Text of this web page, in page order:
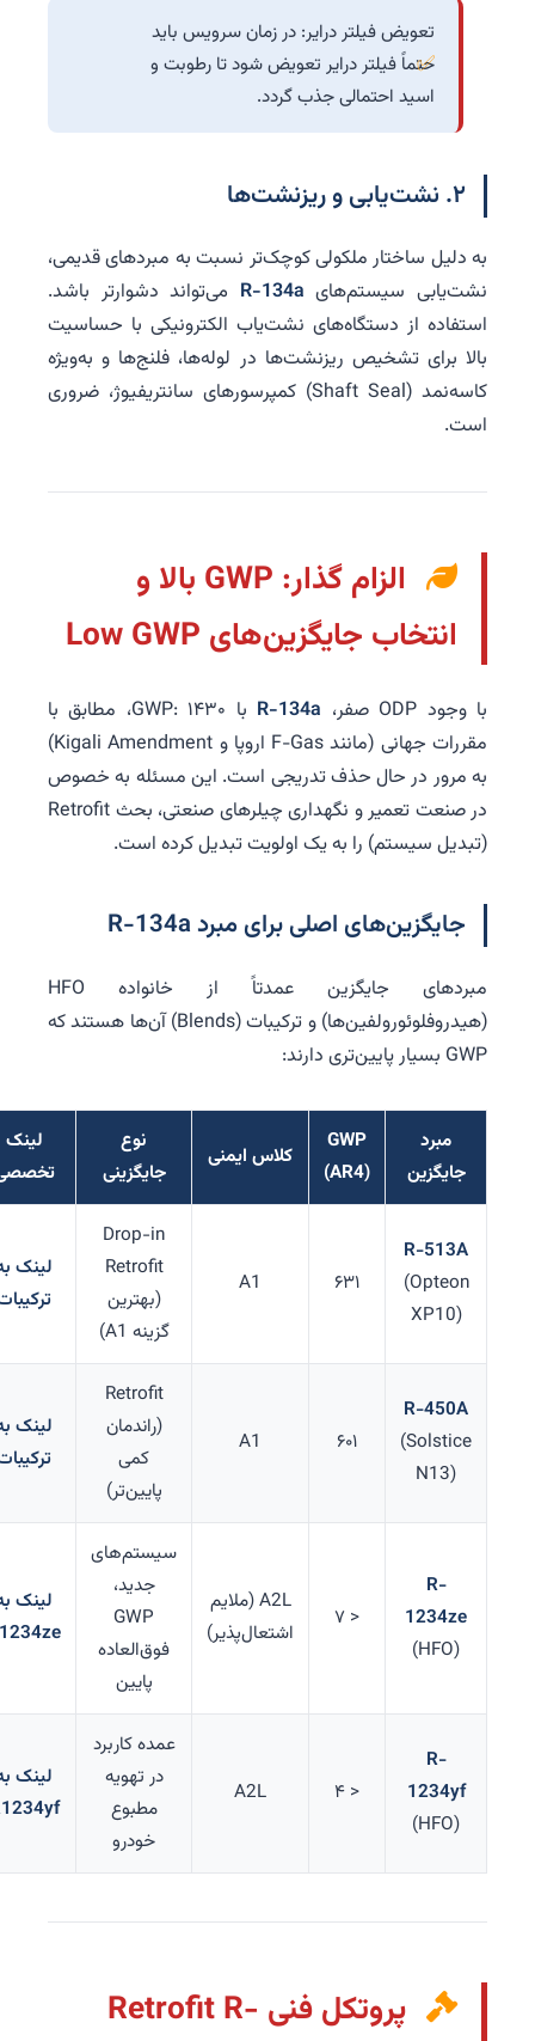
تعویض فیلتر درایر: در زمان سرویس باید
حتماً فیلتر درایر تعویض شود تا رطوبت و
اسید احتمالی جذب گردد.
به دلیل ساختار ملکولی کوچک‌تر نسبت به مبردهای قدیمی،
نشت‌یابی سیستم‌هایR-134aمی‌تواند دشوارتر باشد.
استفاده از دستگاه‌های نشت‌یاب الکترونیکی با حساسیت
بالا برای تشخیص ریزنشت‌ها در لوله‌ها، فلنج‌ها و به‌ویژه
کاسه‌نمد (Shaft Seal) کمپرسورهای سانتریفیوژ، ضروری
است.
الزام گذار: GWP بالا و
انتخاب جایگزین‌های Low GWP
با وجود ODP صفر، R-134a
با GWP: ۱۴۳۰، مطابق با
مقررات جهانی (مانند F-Gas اروپا و Kigali Amendment)
به مرور در حال حذف تدریجی است. این مسئله به خصوص
در صنعت تعمیر و نگهداری چیلرهای صنعتی، بحث Retrofit
(تبدیل سیستم) را به یک اولویت تبدیل کرده است.
جایگزین‌های اصلی برای مبرد R-134a
مبردهای جایگزین عمدتاً از خانواده HFO
(هیدروفلوئورولفین‌ها) و ترکیبات (Blends) آن‌ها هستند که
GWP بسیار پایین‌تری دارند:
مبرد
جایگزین
GWP
(AR4)
کلاس ایمنی
جایگزینی
لینک
تخصصی
R-513A
(Opteon
XP10)
Drop-in
Retrofit
(بهترین
گزینه A1)
لینک به
ترکیبات
R-450A
(Solstice
N13)
Retrofit
(راندمان
کمی
پایین‌تر)
لینک به
ترکیبات
1234ze
(HFO)
A2L (ملایم
اشتعال‌پذیر)
سیستم‌های
جدید،
GWP
فوق‌العاده
پایین
لینک به
R1234ze
1234yf
(HFO)
A2L
عمده کاربرد
در تهویه
مطبوع
خودرو
لینک به
R1234yf
پروتکل فنی Retrofit R-